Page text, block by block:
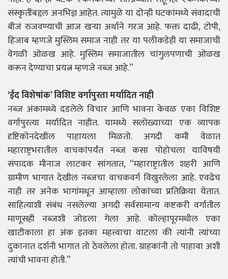
संस्कृतींबद्दल अनभिज्ञ आहेत. त्यामुळे या दोन्ही घटकांमध्ये संवादाची
बीजं रुजवण्याची आज खऱ्या अर्थाने गरज आहे. फक्त दाढी, टोपी,
हिजाब म्हणजे मुस्लिम समाज नाही तर या पलीकडेही या समाजाची
वेगळी ओळख आहे. मुस्लिम समाजातील चांगुलपणाची ओळख
करून देण्याचा प्रयत्न म्हणजे नब्ज़ आहे.”
‘ईद विशेषांक’ विशिष्ट वर्गापुरता मर्यादित नाही
नब्ज़ अंकामध्ये दडलेले विचार आणि भावना केवळ एका विशिष्ट
वर्गापुरत्या मर्यादित नाहीत. यामध्ये सलोख्याच्या एक व्यापक
दृष्टिकोनदेखील पाहायला मिळतो. अगदी कमी वेळात
महाराष्ट्रभरातील वाचकांपर्यंत नब्ज़ कसा पोहोचला याविषयी
संपादक मीनाज लाटकर सांगतात, “महाराष्ट्रातील शहरी आणि
ग्रामीण भागात देखील नब्ज़चा वाचकवर्ग विखुरलेला आहे. एवढेच
नाही तर अनेक भागांमधून आम्हाला लोकांच्या प्रतिक्रिया येतात.
साहित्याशी संबंध नसलेल्या अगदी सर्वसामान्य कष्टकरी वर्गातील
माणूसही नब्जशी जोडला गेला आहे. कोल्हापूरमधील एका
खाटीकाला हा अंक इतका महत्त्वाचा वाटला की त्यांनी त्यांच्या
दुकानात दर्शनी भागात तो ठेवलेला होता. ग्राहकांनी तो पाहावा अशी
त्यांची भावना होती.”